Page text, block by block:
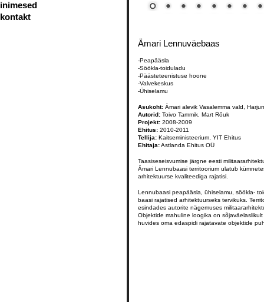
inimesed
kontakt
Ämari Lennuväebaas
-Peapääsla
-Söökla-toiduladu
-Päästeteenistuse hoone
-Valvekeskus
-Ühiselamu
Asukoht: Ämari alevik Vasalemma vald,
Autorid: Toivo Tammik, Mart Rõuk
Projekt: 2008-2009
Ehitus: 2010-2011
Tellija: Kaitseministeerium, YIT Ehitus
Ehitaja:Astlanda Ehitus OÜ
Taasiseseisvumise järgne eesti
Ämari Lennubaasi territoorium ulatub
arhitektuurse kvaliteediga rajatisi.
Lennubaasi peapääsla, ühiselamu, söökla-
baasi rajatised arhitektuurseks tervikuks.
esindades autorite nägemuses
Objektide mahuline loogika on
huvides oma edaspidi rajatavate objektide